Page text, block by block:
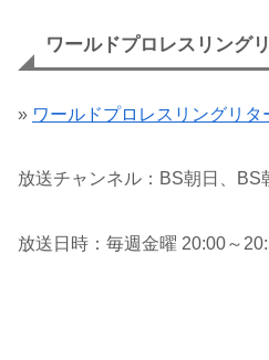
ワールドプロレスリング
» ワールドプロレスリングリタ
放送チャンネル：BS朝日、BS
放送日時：毎週金曜 20:00～